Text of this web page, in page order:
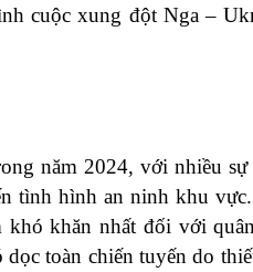
cuộc xung đột Nga –
năm 2024, với nhiều sự
tình hình an ninh khu vực.
khó khăn nhất đối với
toàn chiến tuyến do